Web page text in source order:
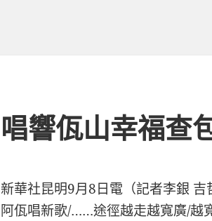
唱響佤山幸福查
新華社昆明9月8日電（記者李銀
阿佤唱新歌/……途徑越走越寬廣/越